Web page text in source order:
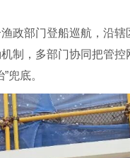
政部门登船巡航，沿辖
制，多部门协同把管
兜底。